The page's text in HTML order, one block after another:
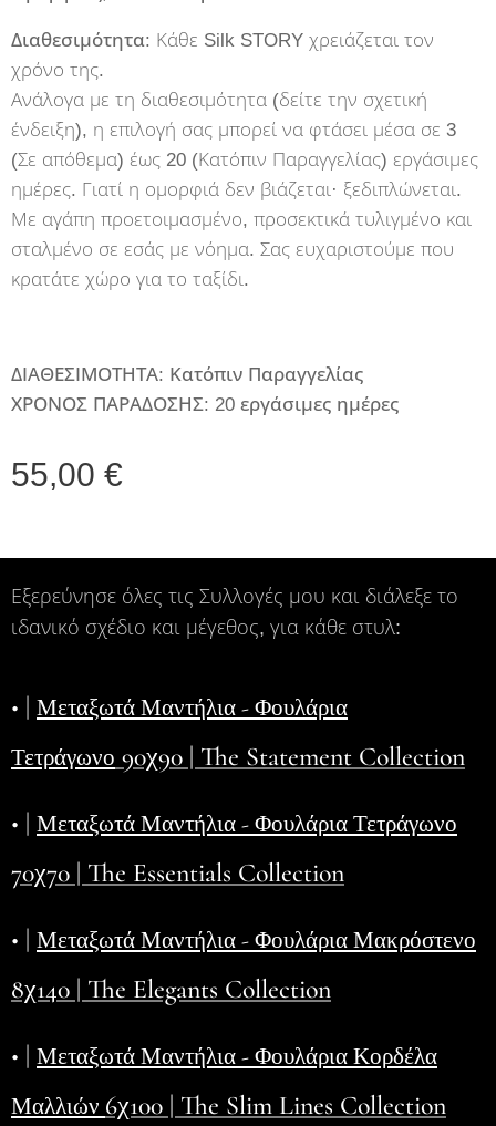
Διαθεσιμότητα: Κάθε Silk STORY χρειάζεται τον
χρόνο της.
Ανάλογα με τη διαθεσιμότητα (δείτε την σχετική
ένδειξη), η επιλογή σας μπορεί να φτάσει μέσα σε 3
(Σε απόθεμα) έως 20 (Κατόπιν Παραγγελίας) εργάσιμες
ημέρες. Γιατί η ομορφιά δεν βιάζεται· ξεδιπλώνεται.
Με αγάπη προετοιμασμένο, προσεκτικά τυλιγμένο και
σταλμένο σε εσάς με νόημα. Σας ευχαριστούμε που
κρατάτε χώρο για το ταξίδι.
ΔΙΑΘΕΣΙΜΟΤΗΤΑ: Κατόπιν Παραγγελίας
ΧΡΟΝΟΣ ΠΑΡΑΔΟΣΗΣ: 20 εργάσιμες ημέρες
55,00 €
Εξερεύνησε όλες τις Συλλογές μου και διάλεξε το
ιδανικό σχέδιο και μέγεθος, για κάθε στυλ:
• | Μεταξωτά Μαντήλια - Φουλάρια
Τετράγωνο 90χ90 | The Statement Collection
• | Μεταξωτά Μαντήλια - Φουλάρια Τετράγωνο
70χ70 | The Essentials Collection
• | Μεταξωτά Μαντήλια - Φουλάρια Μακρόστενο
8χ140 | The Elegants Collection
• | Μεταξωτά Μαντήλια - Φουλάρια Κορδέλα
Μαλλιών 6χ100 | The Slim Lines Collection